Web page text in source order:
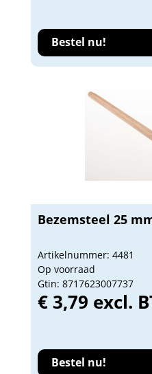
Bestel nu!
Bezemsteel 25
Artikelnummer: 4481
Op voorraad
Gtin: 8717623007737
€ 3,79 excl.
Bestel nu!